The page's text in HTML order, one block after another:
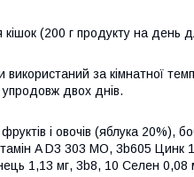
(200 г продукту на день
за кімнатної
упродовж двох днів.
і овочів (яблука 20%),
A D3 303 МО, 3b605 Цинк
1,13 мг, 3b8, 10 Селен 0,08